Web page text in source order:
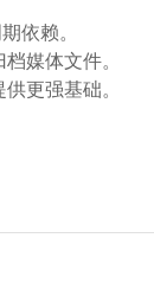
依赖。
媒体文件。
更强基础。